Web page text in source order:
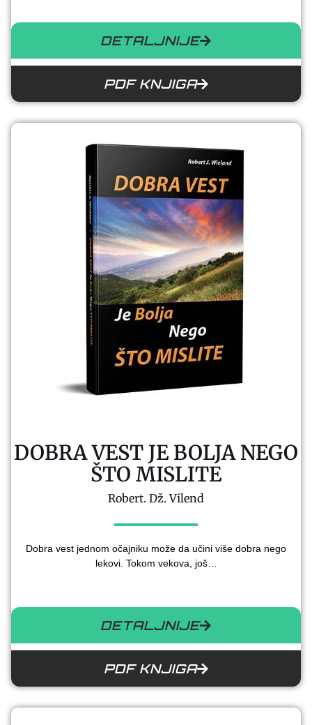
DETALJNIJE
PDF KNJIGA
DOBRA VEST JE BOLJA NEGO
ŠTO MISLITE
Robert. Dž. Vilend
Dobra vest jednom očajniku može da učini više dobra nego
lekovi. Tokom vekova, još…
DETALJNIJE
PDF KNJIGA